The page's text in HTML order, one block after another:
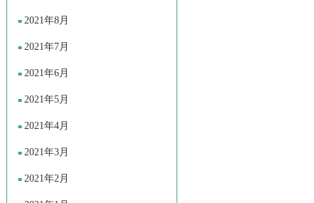
2021年8月
2021年7月
2021年6月
2021年5月
2021年4月
2021年3月
2021年2月